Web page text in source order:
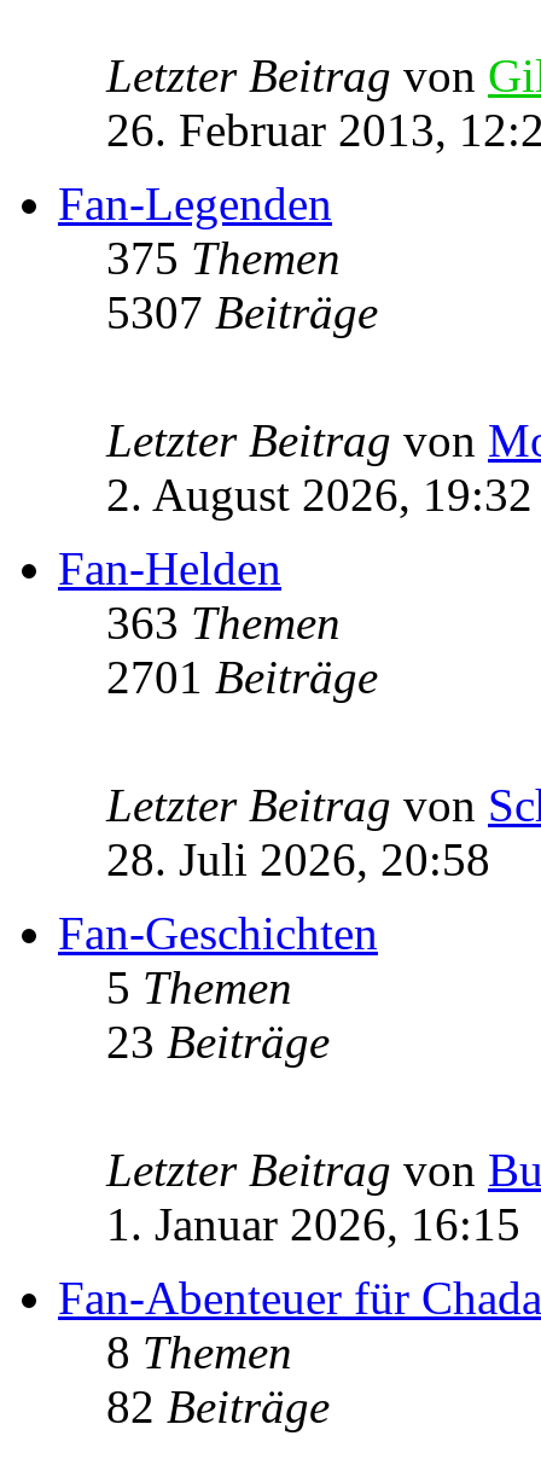
Letzter Beitrag von
26. Februar 2013,
Fan-Legenden
375 Themen
5307 Beiträge
Letzter Beitrag von
2. August 2026, 19:32
Fan-Helden
363 Themen
2701 Beiträge
Letzter Beitrag von
28. Juli 2026, 20:58
Fan-Geschichten
5 Themen
23 Beiträge
Letzter Beitrag von
1. Januar 2026, 16:15
Fan-Abenteuer für
8 Themen
82 Beiträge